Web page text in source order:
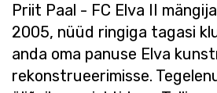
Priit Paal - FC Elva II
2005, nüüd ringiga tagasi
anda oma panuse Elva
rekonstrueerimisse.